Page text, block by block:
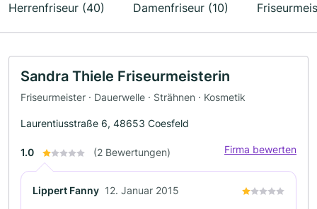
Herrenfriseur (40) Damenfriseur (10)
Sandra Thiele Friseurmeisterin
Friseurmeister · Dauerwelle · Strähnen · Kosmetik
Laurentiusstraße 6, 48653 Coesfeld
1.0 (2 Bewertungen) Firma bewerten
Lippert Fanny 12. Januar 2015